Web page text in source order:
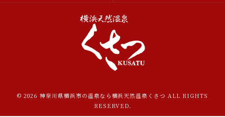
© 2026 神奈川県横浜市の温泉なら横浜天然温泉くさつ ALL RIGHTS
RESERVED.